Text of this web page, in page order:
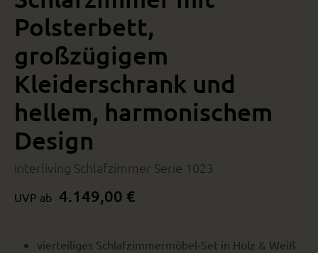
Polsterbett,
großzügigem
Kleiderschrank und
hellem, harmonischem
Design
Interliving Schlafzimmer Serie 1023
UVP ab 4.149,00 €
vierteiliges Schlafzimmermöbel-Set in Holz & Weiß